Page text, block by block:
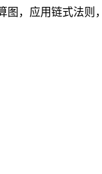
图，应用链式法